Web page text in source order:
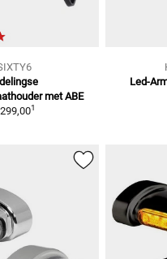
met ABE
1
Led-